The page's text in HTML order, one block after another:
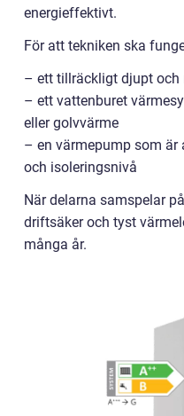
energieffektivt.
För att tekniken ska
– ett tillräckligt djupt och
– ett vattenburet
eller golvvärme
– en värmepump som är
och isoleringsnivå
När delarna samspelar
driftsäker och tyst
många år.